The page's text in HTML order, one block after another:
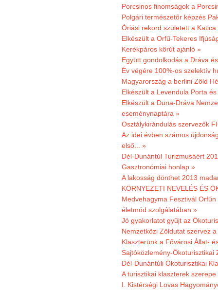
Porcsinos finomságok a
Polgári természetőr képzés
Óriási rekord született a Katica
Elkészült a Orfű-Tekeres
Kerékpáros körút ajánló »
Együtt gondolkodás a Dráva
Év végére 100%-os szelektív
Magyarország a berlini Zöld
Elkészült a Levendula Porta
Elkészült a Duna-Dráva
eseménynaptára »
Osztálykirándulás szervezők
Az idei évben számos
első... »
Dél-Dunántúl Turizmusáért
Gasztronómiai honlap »
A lakosság dönthet 2013
KÖRNYEZETI NEVELÉS ÉS
Medvehagyma Fesztivál
életmód szolgálatában »
Jó gyakorlatot gyűjt az
Nemzetközi Zöldutat szervez
Klaszterünk a Fővárosi Állat-
Sajtóközlemény-Ökoturisztikai
Dél-Dunántúli Ökoturisztikai
A turisztikai klaszterek
I. Kistérségi Lovas